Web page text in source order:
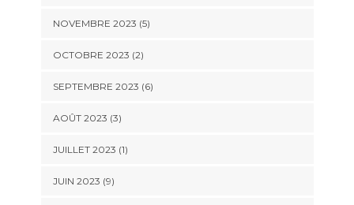
NOVEMBRE 2023 (5)
OCTOBRE 2023 (2)
SEPTEMBRE 2023 (6)
AOÛT 2023 (3)
JUILLET 2023 (1)
JUIN 2023 (9)